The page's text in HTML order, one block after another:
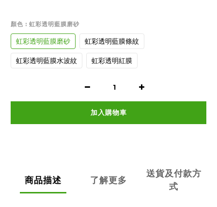
顏色 : 虹彩透明藍膜磨砂
虹彩透明藍膜磨砂 虹彩透明藍膜條紋
虹彩透明藍膜水波紋 虹彩透明紅膜
加入購物車
商品描述 了解更多
送貨及付款方
式